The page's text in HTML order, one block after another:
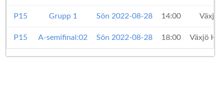
P15 Grupp 1 Sön 2022-08-28 14:00
P15 A-semifinal:02 Sön 2022-08-28 18:00 Växjö